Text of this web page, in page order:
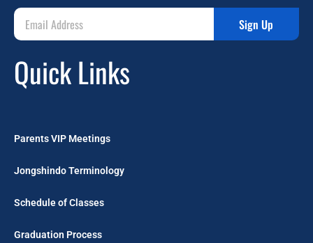
Sign Up
Quick Links
Parents VIP Meetings
Jongshindo Terminology
Schedule of Classes
Graduation Process